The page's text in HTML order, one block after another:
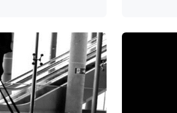
واحة المرأة
منذ 9 سنوات